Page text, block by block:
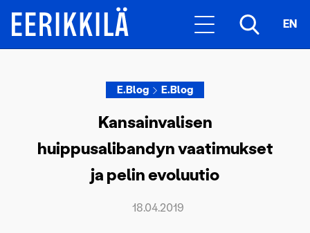
EN
E.Blog E.Blog
Kansainvalisen
huippusalibandyn vaatimukset
ja pelin evoluutio
18.04.2019